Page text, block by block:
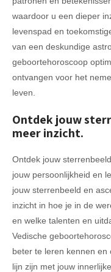
waardoor u een dieper
levenspad en
van een deskundige
geboortehoroscoop
ontvangen voor het
leven.
Ontdek jouw
meer inzicht.
Ontdek jouw
jouw persoonlijkheid en
jouw sterrenbeeld en
inzicht in hoe je in de
en welke talenten en
Vedische
beter te leren kennen en
lijn zijn met jouw